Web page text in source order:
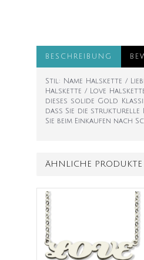
BESCHREIBUNG
Stil: Name Halskette /
Halskette / Love
dieses solide Gold
dass Sie die strukturelle
Sie beim Einkaufen nach
ÄHNLICHE PRODUKTE